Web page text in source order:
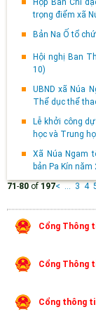
trọng điểm xã
Bản Na Ố tổ
Hội nghị Ban
10)
UBND xã Núa
Thể dục thể
Lễ khởi công
học và Trung
Xã Núa Ngam
bản Pa Kín năm
71-80of197< ... 3 4
Cổng Thông
Cổng Thông
Cổng thông